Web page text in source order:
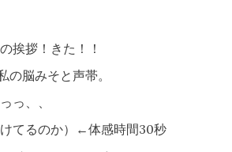
挨拶！きた！！
脳みそと声帯。
っ、、
てるのか）←体感時間30秒